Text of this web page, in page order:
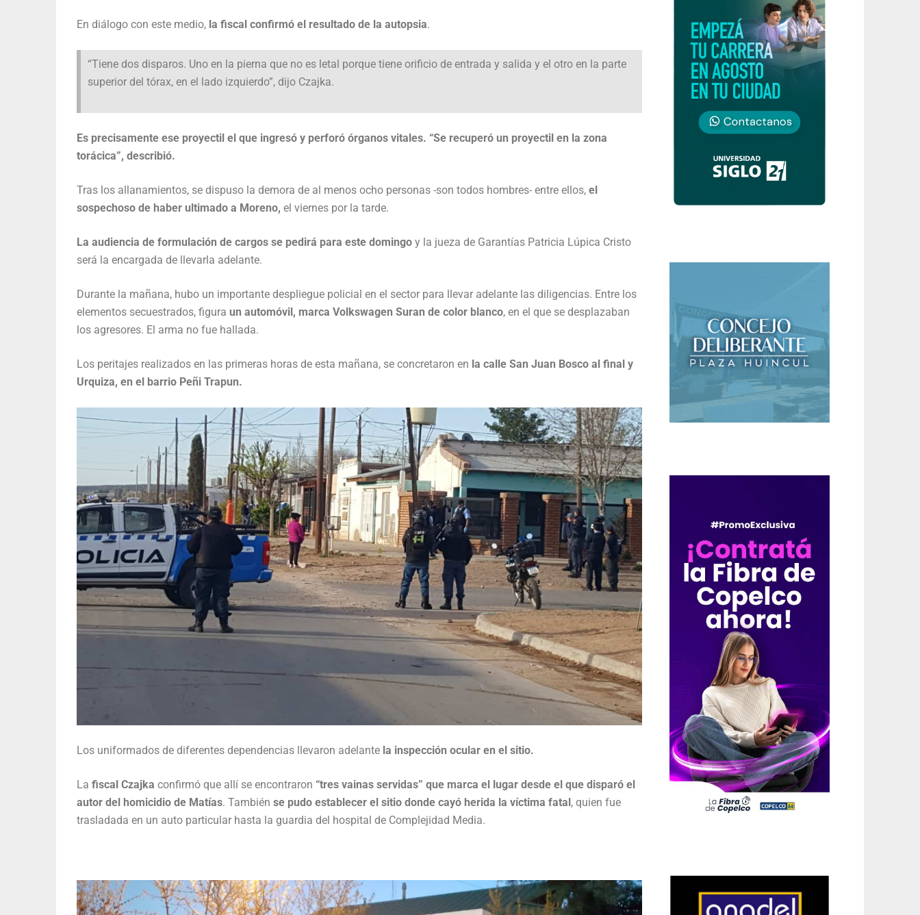
En diálogo con este medio, la fiscal confirmó el resultado de la autopsia.
“Tiene dos disparos. Uno en la pierna que no es letal porque tiene orificio de entrada y salida y el otro en la parte
superior del tórax, en el lado izquierdo”, dijo Czajka.
Es precisamente ese proyectil el que ingresó y perforó órganos vitales. “Se recuperó un proyectil en la zona
torácica”, describió.
Tras los allanamientos, se dispuso la demora de al menos ocho personas -son todos hombres- entre ellos, el
sospechoso de haber ultimado a Moreno, el viernes por la tarde.
La audiencia de formulación de cargos se pedirá para este domingo y la jueza de Garantías Patricia Lúpica Cristo
será la encargada de llevarla adelante.
Durante la mañana, hubo un importante despliegue policial en el sector para llevar adelante las diligencias. Entre los
elementos secuestrados, figura un automóvil, marca Volkswagen Suran de color blanco, en el que se desplazaban
los agresores. El arma no fue hallada.
Los peritajes realizados en las primeras horas de esta mañana, se concretaron en la calle San Juan Bosco al final y
Urquiza, en el barrio Peñi Trapun.
Los uniformados de diferentes dependencias llevaron adelante la inspección ocular en el sitio.
La fiscal Czajka confirmó que allí se encontraron “tres vainas servidas” que marca el lugar desde el que disparó el
autor del homicidio de Matías. También se pudo establecer el sitio donde cayó herida la víctima fatal , quien fue
trasladada en un auto particular hasta la guardia del hospital de Complejidad Media.